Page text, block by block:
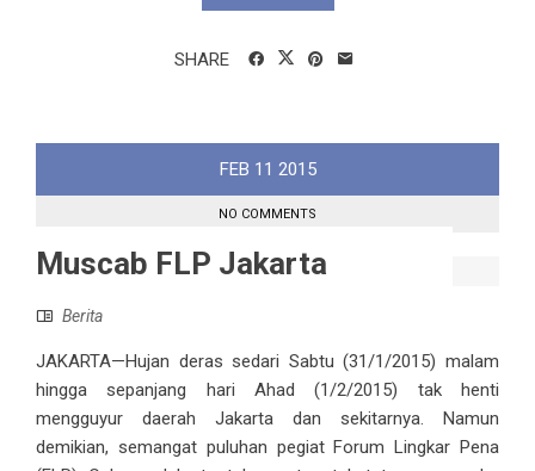
SHARE
FEB 11 2015
NO COMMENTS
Muscab FLP Jakarta
Berita
JAKARTA—Hujan deras sedari Sabtu (31/1/2015) malam
hingga sepanjang hari Ahad (1/2/2015) tak henti
mengguyur daerah Jakarta dan sekitarnya. Namun
demikian, semangat puluhan pegiat Forum Lingkar Pena